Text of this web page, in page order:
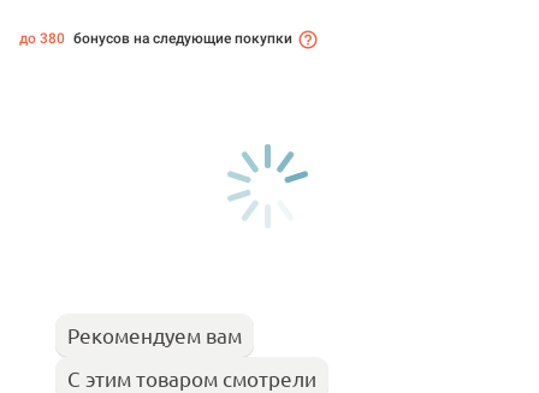
до 380 бонусов на следующие покупки
Рекомендуем вам
С этим товаром смотрели